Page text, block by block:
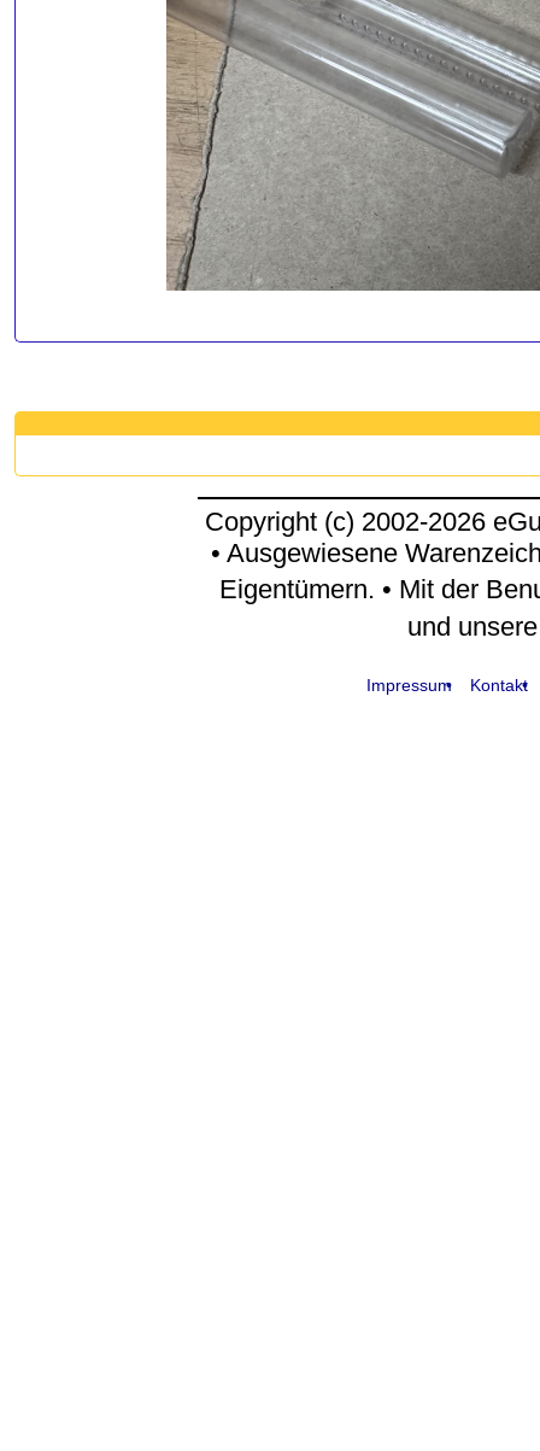
Copyright (c) 2002-2026
• Ausgewiesene
Eigentümern. • Mit der
und
Impressum Kontakt